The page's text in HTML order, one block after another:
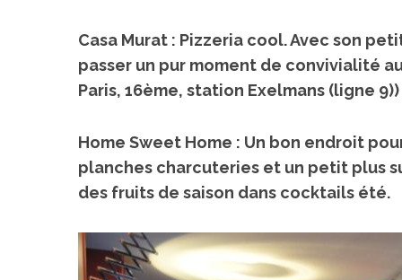
Casa Murat : Pizzeria cool. Avec son
passer un pur moment de convivialité
Paris, 16ème, station Exelmans (ligne 9))
Home Sweet Home : Un bon endroit
planches charcuteries et un petit plus
des fruits de saison dans cocktails été.